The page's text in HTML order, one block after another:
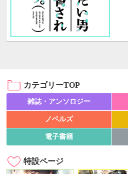
カテゴリーTOP
雑誌・アンソロジー
ノベルズ
電子書籍
特設ページ